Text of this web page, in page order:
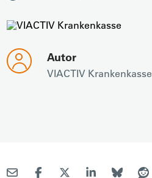
Autor
VIACTIV Krankenkasse